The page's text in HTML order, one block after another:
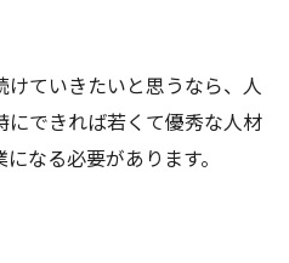
ていきたいと思うなら、人
できれば若くて優秀な人材
なる必要があります。